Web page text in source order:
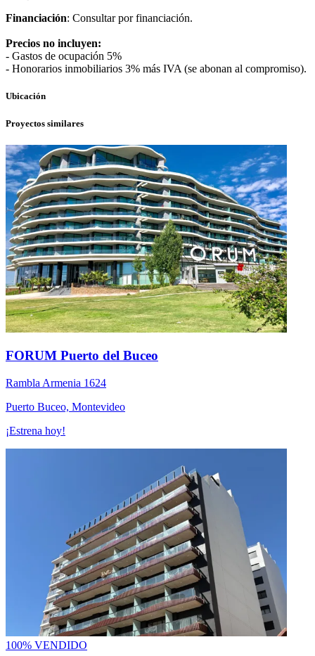
Financiación: Consultar por financiación.
Precios no incluyen:
- Gastos de ocupación 5%
- Honorarios inmobiliarios 3% más IVA (se abonan al compromiso).
Ubicación
Proyectos similares
FORUM Puerto del Buceo
Rambla Armenia 1624
Puerto Buceo, Montevideo
¡Estrena hoy!
100% VENDIDO